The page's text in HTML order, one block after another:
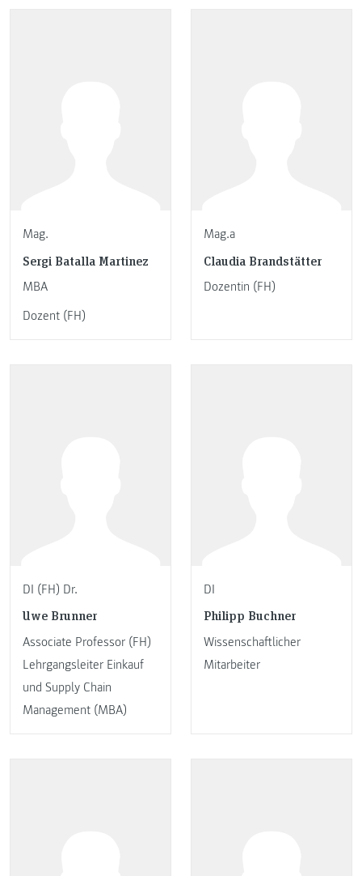
Mag.
Sergi Batalla Martinez
MBA
Dozent (FH)
Mag.a
Claudia Brandstätter
Dozentin (FH)
DI (FH) Dr.
Uwe Brunner
Associate Professor (FH)
Lehrgangsleiter Einkauf
und Supply Chain
Management (MBA)
DI
Philipp Buchner
Wissenschaftlicher
Mitarbeiter